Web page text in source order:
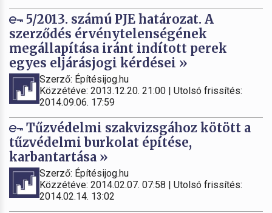
5/2013. számú PJE határozat. A
szerződés érvénytelenségének
megállapítása iránt indított perek
egyes eljárásjogi kérdései »
Szerző: Építésijog.hu
Közzétéve: 2013.12.20. 21:00 | Utolsó frissítés:
2014.09.06. 17:59
Tűzvédelmi szakvizsgához kötött a
tűzvédelmi burkolat építése,
karbantartása »
Szerző: Építésijog.hu
Közzétéve: 2014.02.07. 07:58 | Utolsó frissítés:
2014.02.14. 13:02